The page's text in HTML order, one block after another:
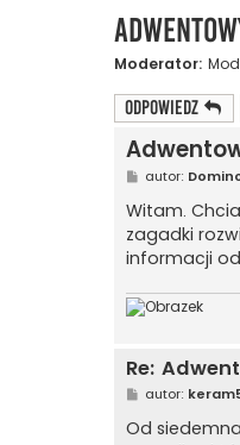
Moderator:
ODPOWIEDZ
P
s
t
autor:
Witam.
zagadki
informacji
Re:
P
s
t
autor:
Od